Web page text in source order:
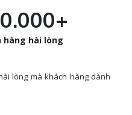
hàng hài lòng
lòng mà khách hàng dành